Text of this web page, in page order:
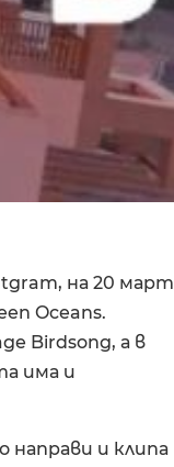
на 20 март
Oceans.
Birdsong, а в
има и
и клипа